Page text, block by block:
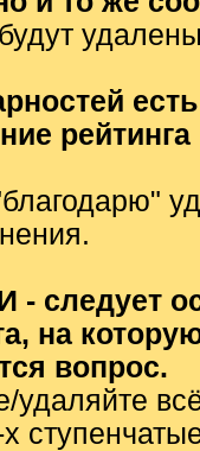
рейтинга
следует
на
вопрос.
удаляйте